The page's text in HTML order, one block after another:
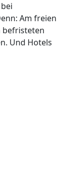
Am freien
befristeten
Und Hotels